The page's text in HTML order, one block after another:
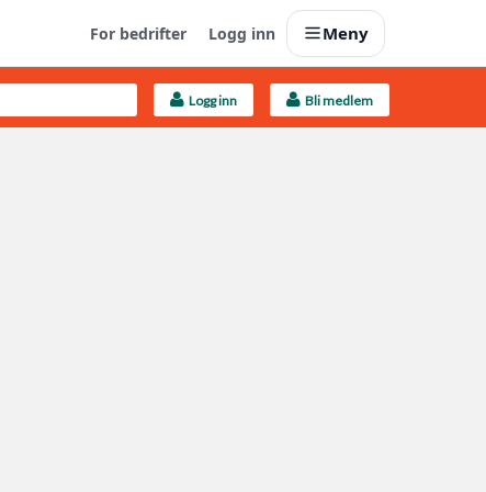
For bedrifter Logg inn Meny
Last opp selv Logg inn Bli medlem